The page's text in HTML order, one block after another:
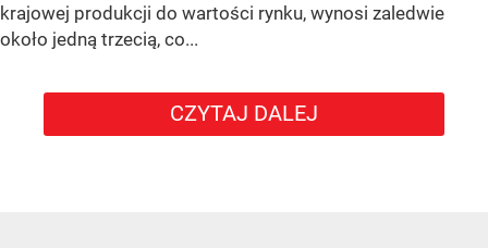
krajowej produkcji do wartości rynku, wynosi zaledwie
około jedną trzecią, co...
CZYTAJ DALEJ